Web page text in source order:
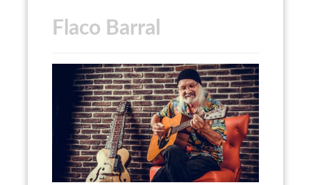
Flaco Barral